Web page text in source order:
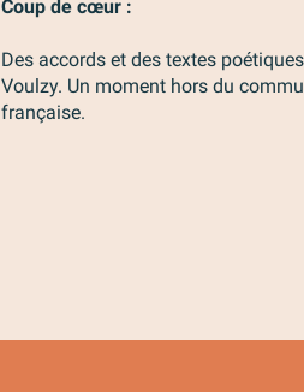
Coup de cœur :
Des accords et des textes
Voulzy. Un moment hors du
française.